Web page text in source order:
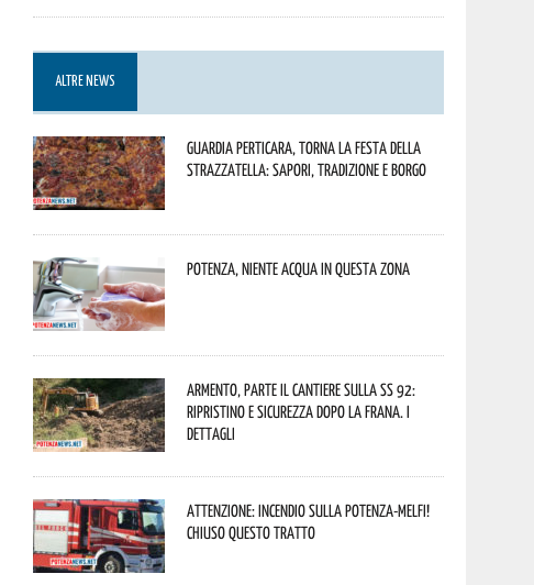
ALTRE NEWS
Guardia Perticara, torna la Festa della
Strazzatella: sapori, tradizione e borgo
Potenza, niente acqua in questa zona
Armento, parte il cantiere sulla SS 92:
ripristino e sicurezza dopo la frana. I
dettagli
Attenzione: incendio sulla Potenza-Melfi!
Chiuso questo tratto